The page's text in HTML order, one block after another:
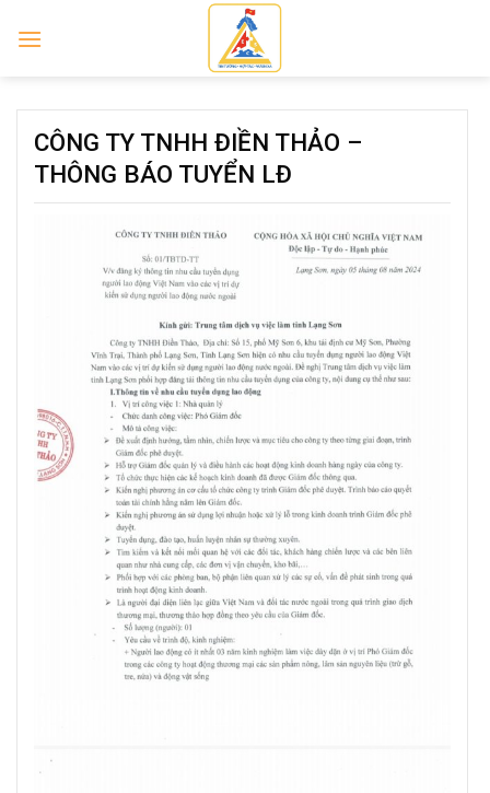
CÔNG TY TNHH ĐIỀN THẢO –
THÔNG BÁO TUYỂN LĐ